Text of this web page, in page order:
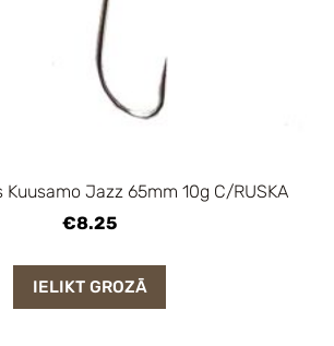
Jazz 65mm 10g C/RUSKA
€8.25
IELIKT GROZĀ